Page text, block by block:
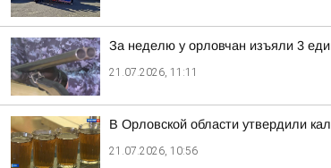
За неделю у орловчан изъяли 3
21.07.2026, 11:11
В Орловской области утвердили
21.07.2026, 10:56